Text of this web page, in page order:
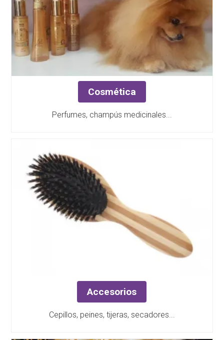
Cosmética
Perfumes, champús medicinales...
Accesorios
Cepillos, peines, tijeras, secadores...